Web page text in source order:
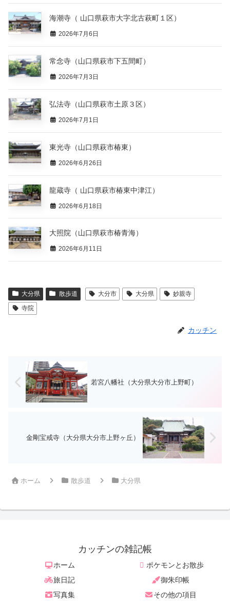
海潮寺（ 山口県萩市大字北古萩町１区）
2026年7月6日
常念寺（山口県萩市下五間町）
2026年7月3日
弘法寺（山口県萩市土原３区）
2026年7月1日
東光寺（山口県萩市椿東）
2026年6月26日
龍蔵寺（ 山口県萩市椿東中津江）
2026年6月18日
大照院（山口県萩市椿青海）
2026年6月11日
大分県 散歩道 大分市 大分県
妙親寺
寺院
カッチン
若宮八幡社（大分県大分市上野町）
金剛宝戒寺（大分県大分市上野ヶ丘）
ホーム 散歩道 大分県
カッチンの雑記帳
ホーム
ポケモンとお散歩
旅日記
御朱印帳
写真集
その他の項目